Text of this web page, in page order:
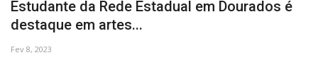
Estudante da Rede Estadual em Dourados é
destaque em artes...
Fev 8, 2023